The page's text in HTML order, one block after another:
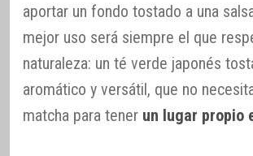
aportar un fondo tostado a una
mejor uso será siempre el que
naturaleza: un té verde japonés
aromático y versátil, que no
matcha para tener un lugar propio